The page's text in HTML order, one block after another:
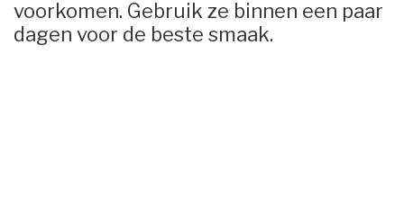
voorkomen. Gebruik ze binnen een paar
dagen voor de beste smaak.